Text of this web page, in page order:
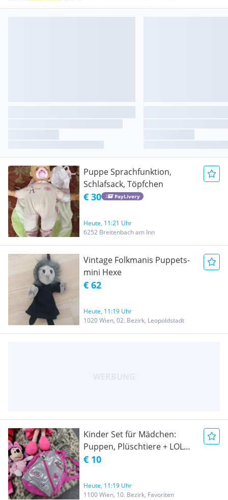
Puppe Sprachfunktion,
Schlafsack, Töpfchen
€ 30 PayLivery
Heute, 11:21 Uhr
6252 Breitenbach am Inn
Vintage Folkmanis Puppets-
mini Hexe
€ 62
Heute, 11:19 Uhr
1020 Wien, 02. Bezirk, Leopoldstadt
Kinder Set für Mädchen:
Puppen, Plüschtiere + LOL
Rucksack
€ 10
Heute, 11:19 Uhr
1100 Wien, 10. Bezirk, Favoriten